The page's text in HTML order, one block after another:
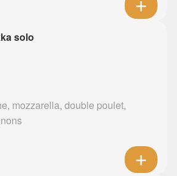
solo
mozzarella, double poulet,